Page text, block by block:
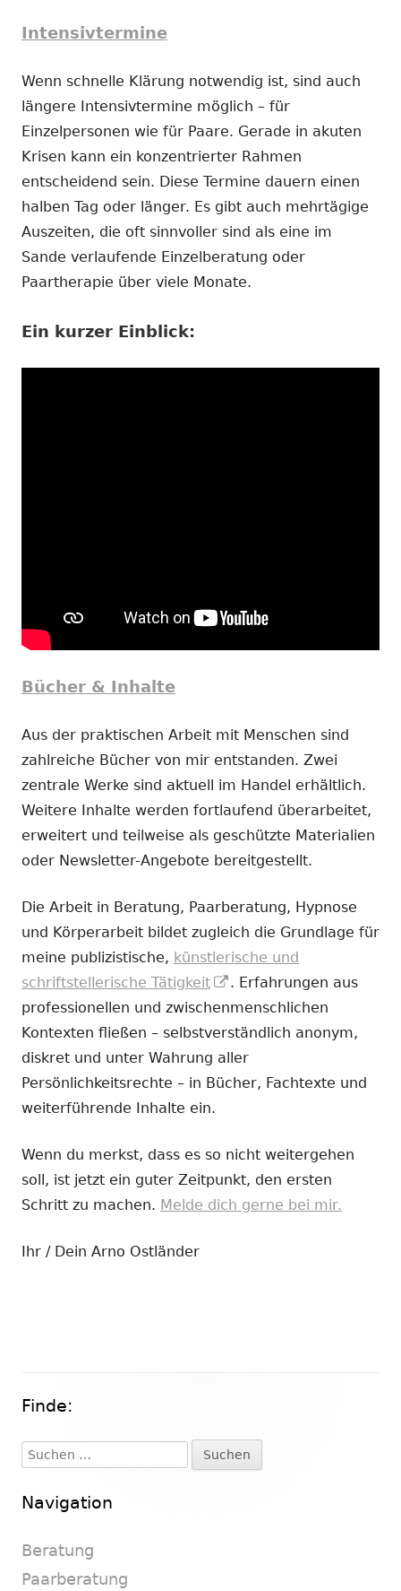
Intensivtermine
Wenn schnelle Klärung notwendig ist, sind auch
längere Intensivtermine möglich – für
Einzelpersonen wie für Paare. Gerade in akuten
Krisen kann ein konzentrierter Rahmen
entscheidend sein. Diese Termine dauern einen
halben Tag oder länger. Es gibt auch mehrtägige
Auszeiten, die oft sinnvoller sind als eine im
Sande verlaufende Einzelberatung oder
Paartherapie über viele Monate.
Ein kurzer Einblick:
Bücher & Inhalte
Aus der praktischen Arbeit mit Menschen sind
zahlreiche Bücher von mir entstanden. Zwei
zentrale Werke sind aktuell im Handel erhältlich.
Weitere Inhalte werden fortlaufend überarbeitet,
erweitert und teilweise als geschützte Materialien
oder Newsletter-Angebote bereitgestellt.
Die Arbeit in Beratung, Paarberatung, Hypnose
und Körperarbeit bildet zugleich die Grundlage für
meine publizistische, künstlerische und
schriftstellerische Tätigkeit
In
neuem
Fenster
öffnen
. Erfahrungen aus
professionellen und zwischenmenschlichen
Kontexten fließen – selbstverständlich anonym,
diskret und unter Wahrung aller
Persönlichkeitsrechte – in Bücher, Fachtexte und
weiterführende Inhalte ein.
Wenn du merkst, dass es so nicht weitergehen
soll, ist jetzt ein guter Zeitpunkt, den ersten
Schritt zu machen. Melde dich gerne bei mir.
Ihr / Dein Arno Ostländer
Haupt-
Seitenleiste
Finde:
Suchen
nach:
Navigation
Beratung
Paarberatung